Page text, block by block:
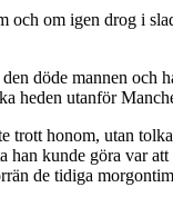
om igen drog i
döde mannen och
heden utanför
honom, utan
kunde göra var
de tidiga